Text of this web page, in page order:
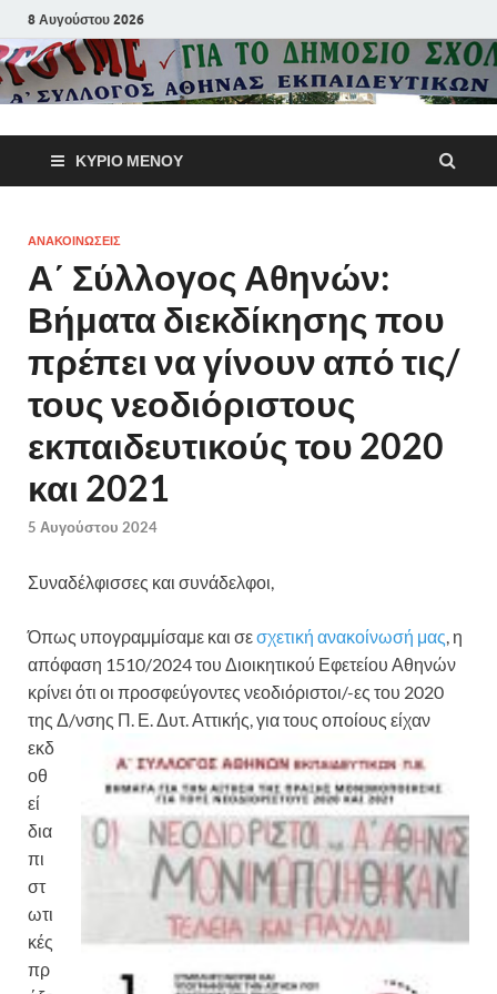
8 Αυγούστου 2026
Α΄
Αθηνών
Π.Ε.
ΚΎΡΙΟ ΜΕΝΟΎ
ΑΝΑΚΟΙΝΩΣΕΙΣ
Α΄ Σύλλογος Αθηνών:
Βήματα διεκδίκησης που
πρέπει να γίνουν από τις/
τους νεοδιόριστους
εκπαιδευτικούς του 2020
και 2021
5 Αυγούστου 2024
Συναδέλφισσες και συνάδελφοι,
Όπως υπογραμμίσαμε και σεσχετική ανακοίνωσή μας, η
απόφαση 1510/2024 του Διοικητικού Εφετείου Αθηνών
κρίνει ότι οι προσφεύγοντες νεοδιόριστοι/-ες του 2020
της Δ/νσης Π. Ε. Δυτ.Αττικής, για τους οποίους είχαν
εκδ
οθ
εί
δια
πι
στ
ωτι
κές
πρ